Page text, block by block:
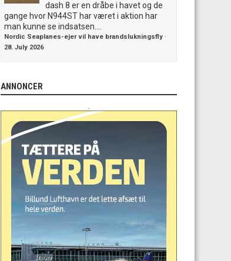
dash 8 er en dråbe i havet og de
gange hvor N944ST har været i aktion har
man kunne se indsatsen....
Nordic Seaplanes-ejer vil have brandslukningsfly ·
28. July 2026
ANNONCER